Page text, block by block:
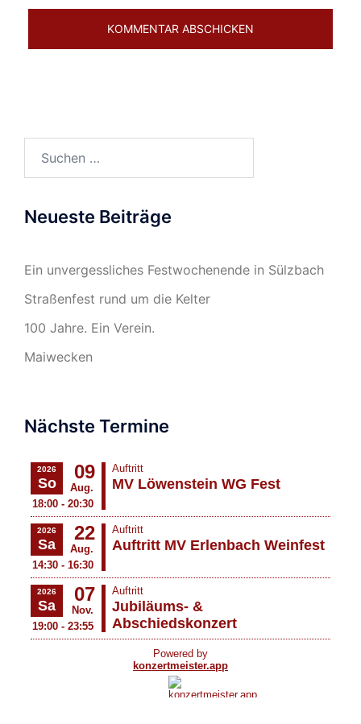
Neueste Beiträge
Ein unvergessliches Festwochenende in Sülzbach
Straßenfest rund um die Kelter
100 Jahre. Ein Verein.
Maiwecken
Nächste Termine